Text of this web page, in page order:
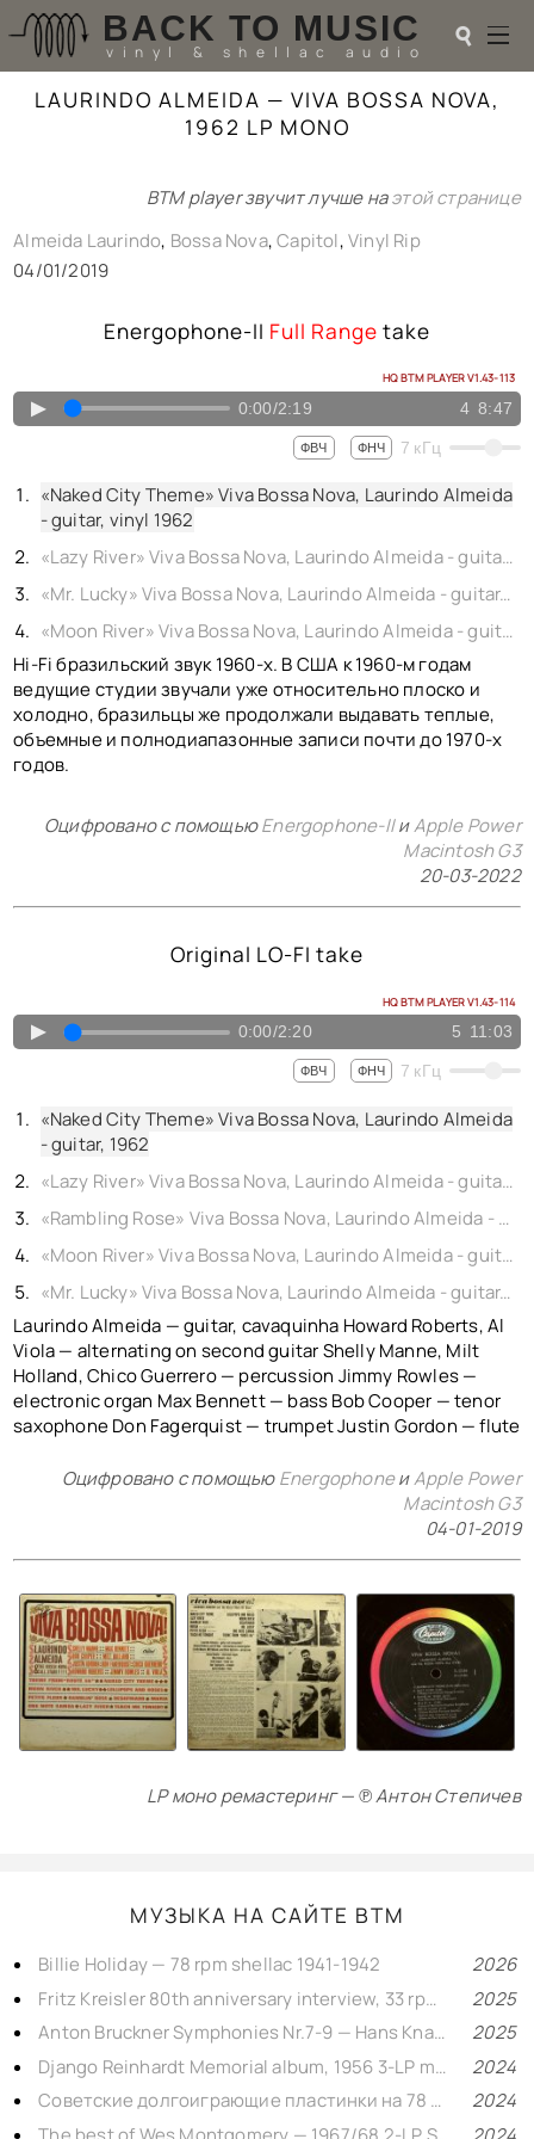
BACK TO MUSIC
vinyl & shellac audio ☌
☌
РАДИОТЕХНИКА
UPGRADES
PIEZO
МУЗЫКА
TESTS
ПЕРСОНАЛИИ
О САЙТЕ
КОНТАКТЫ
BACK TO PHOTO
LAURINDO ALMEIDA — VIVA BOSSA NOVA,
1962 LP MONO
BTM player звучит лучше наэтой странице
Almeida Laurindo, Bossa Nova,Capitol,Vinyl Rip
04/01/2019
Energophone-II Full Range take
HQ BTM PLAYER V1.43-113
▲ 0:00/2:19 4 8:47
ФВЧ ФНЧ 7 кГц
«Naked City Theme» Viva Bossa Nova, Laurindo Almeida
- guitar, vinyl 1962
«Lazy River» Viva Bossa Nova, Laurindo Almeida - guitar, vinyl 1962
«Mr. Lucky» Viva Bossa Nova, Laurindo Almeida - guitar, vinyl 1962
«Moon River» Viva Bossa Nova, Laurindo Almeida - guitar, vinyl 1962
Hi-Fi бразильский звук 1960-х. В США к 1960-м годам
ведущие студии звучали уже относительно плоско и
холодно, бразильцы же продолжали выдавать теплые,
объемные и полнодиапазонные записи почти до 1970-х
годов.
Оцифровано с помощьюEnergophone-IIиApple Power
Macintosh G3
20-03-2022
Original LO-FI take
HQ BTM PLAYER V1.43-114
▲ 0:00/2:20 5 11:03
ФВЧ ФНЧ 7 кГц
«Naked City Theme» Viva Bossa Nova, Laurindo Almeida
- guitar, 1962
«Lazy River» Viva Bossa Nova, Laurindo Almeida - guitar, 1962
«Rambling Rose» Viva Bossa Nova, Laurindo Almeida - guitar, 1962
«Moon River» Viva Bossa Nova, Laurindo Almeida - guitar, 1962
«Mr. Lucky» Viva Bossa Nova, Laurindo Almeida - guitar, 1962
Laurindo Almeida — guitar, cavaquinha Howard Roberts, Al
Viola — alternating on second guitar Shelly Manne, Milt
Holland, Chico Guerrero — percussion Jimmy Rowles —
electronic organ Max Bennett — bass Bob Cooper — tenor
saxophone Don Fagerquist — trumpet Justin Gordon — flute
Оцифровано с помощьюEnergophoneиApple Power
Macintosh G3
04-01-2019
LP моно ремастеринг — ℗ Антон Степичев
МУЗЫКА НА САЙТЕ BTM
Billie Holiday — 78 rpm shellac 1941-1942
2026
Fritz Kreisler 80th anniversary interview, 33 rpm vinyl 1955
2025
Anton Bruckner Symphonies Nr.7-9 — Hans Knappertsbusch, Kugel 1963 mono vinyl rip
2025
Django Reinhardt Memorial album, 1956 3-LP mono
2024
Советские долгоиграющие пластинки на 78 оборотов — 1950s LP mono
2024